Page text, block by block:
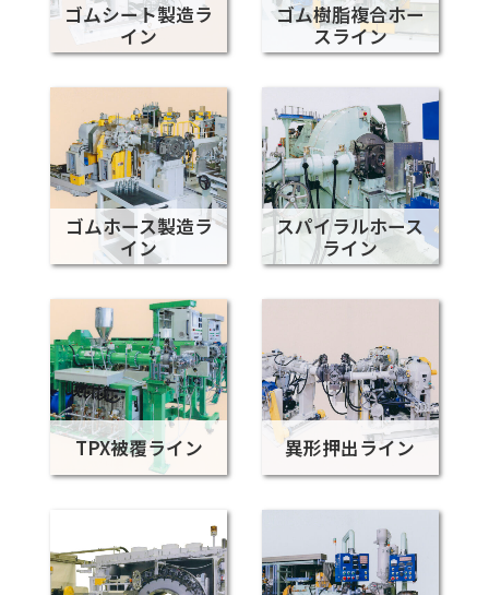
ゴムシート製造ラ
イン
ゴム樹脂複合ホー
スライン
ゴムホース製造ラ
イン
スパイラルホース
ライン
TPX被覆ライン 異形押出ライン